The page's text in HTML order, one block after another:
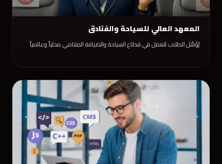
المعهد العالي للسياحة والفنادق
يُؤهّل الطلاب للعمل في قطاع السياحة والضيافة المتنامي محلياً وعالمياً